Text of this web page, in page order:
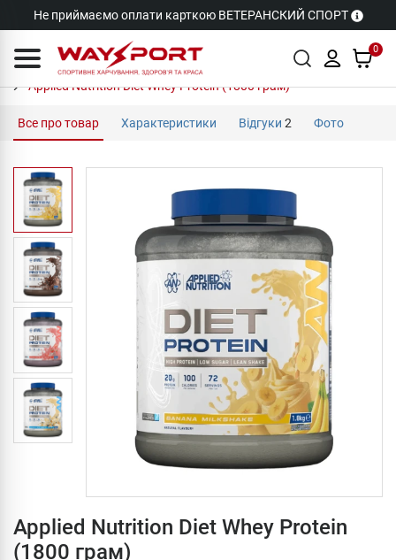
Не приймаємо оплати карткою ВЕТЕРАНСКИЙ СПОРТ
0
Applied Nutrition Diet Whey Protein (1800 грам)
Все про товар Характеристики Відгуки 2 Фото
Applied Nutrition Diet Whey Protein
(1800 грам)